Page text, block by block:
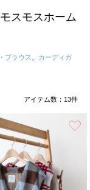
スモスホーム
ブラウス
カーディガ
アイテム数： 13件